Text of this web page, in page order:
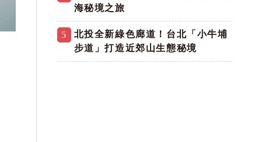
海秘境之旅
5
北投全新綠色廊道！台北「小牛埔
步道」打造近郊山生態秘境